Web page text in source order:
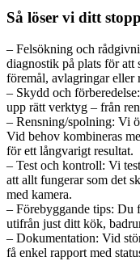
Så löser vi ditt
– Felsökning och
diagnostik på plats för att
föremål, avlagringar eller
– Skydd och
upp rätt verktyg – från
– Rensning/spolning: Vi
Vid behov kombineras
för ett långvarigt resultat.
– Test och kontroll: Vi
att allt fungerar som det
med kamera.
– Förebyggande tips: Du
utifrån just ditt kök,
– Dokumentation: Vid
få enkel rapport med